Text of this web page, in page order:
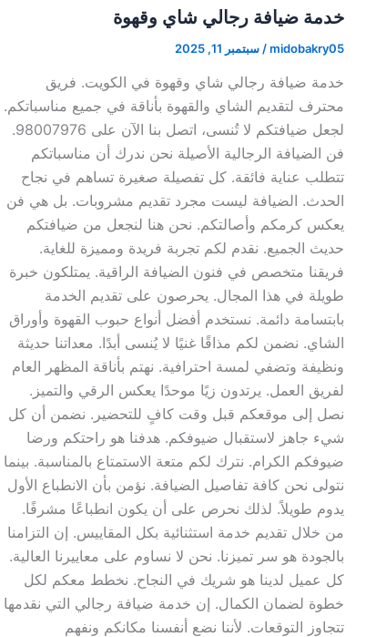
خدمة ضيافة رجالي شاي وقهوة
midobakry05
/ سبتمبر 11, 2025
خدمة ضيافة رجالي شاي وقهوة في الكويت. فريق
محترف لتقديم الشاي والقهوة بأناقة في جميع مناسباتكم.
لجعل ضيافتكم لا تُنسى، اتصل بنا الآن على 98007976.
فن الضيافة الرجالية الأصيلة نحن ندرك أن مناسباتكم
تتطلب عناية فائقة. كل تفصيلة صغيرة تساهم في نجاح
الحدث. الضيافة ليست مجرد تقديم مشروبات. بل هي فن
يعكس كرمكم وأصالتكم. نحن هنا لنجعل من ضيافتكم
حديث الجميع. نقدم لكم تجربة فريدة ومميزة للغاية.
فريقنا متخصص في فنون الضيافة الراقية. يمتلكون خبرة
طويلة في هذا المجال. يحرصون على تقديم الخدمة
بابتسامة دائمة. نستخدم أفضل أنواع حبوب القهوة وأوراق
الشاي. نضمن لكم مذاقًا غنيًا لا يُنسى أبدًا. معداتنا حديثة
ونظيفة وتضفي لمسة احترافية. نهتم بأناقة المظهر العام
لفريق العمل. يرتدون زيًا موحدًا يعكس الرقي والتميز.
نصل إلى موقعكم قبل وقت كافٍ للتحضير. نضمن أن كل
شيء جاهز لاستقبال ضيوفكم. هدفنا هو راحتكم ورضا
ضيوفكم الكرام. نترك لكم متعة الاستمتاع بالمناسبة. بينما
نتولى نحن كافة تفاصيل الضيافة. نؤمن بأن الانطباع الأول
يدوم طويلاً. لذلك نحرص على أن يكون انطباعًا مشرفًا.
من خلال تقديم خدمة استثنائية بكل المقاييس. إن التزامنا
بالجودة هو سر تميزنا. نحن لا نساوم على معاييرنا العالية.
كل عميل لدينا هو شريك في النجاح. نخطط معكم لكل
خطوة لضمان الكمال. إن خدمة ضيافة رجالي التي نقدمها
تتجاوز التوقعات. لأننا نضع أنفسنا مكانكم ونفهم